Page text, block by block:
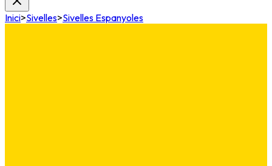
Inici>Sivelles>Sivelles Espanyoles